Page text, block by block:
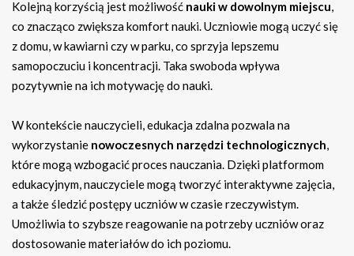
Kolejną korzyścią jest możliwość nauki w dowolnym miejscu,
co znacząco zwiększa komfort nauki. Uczniowie mogą uczyć się
z domu, w kawiarni czy w parku, co sprzyja lepszemu
samopoczuciu i koncentracji. Taka swoboda wpływa
pozytywnie na ich motywację do nauki.
W kontekście nauczycieli, edukacja zdalna pozwala na
wykorzystanie nowoczesnych narzędzi technologicznych,
które mogą wzbogacić proces nauczania. Dzięki platformom
edukacyjnym, nauczyciele mogą tworzyć interaktywne zajęcia,
a także śledzić postępy uczniów w czasie rzeczywistym.
Umożliwia to szybsze reagowanie na potrzeby uczniów oraz
dostosowanie materiałów do ich poziomu.